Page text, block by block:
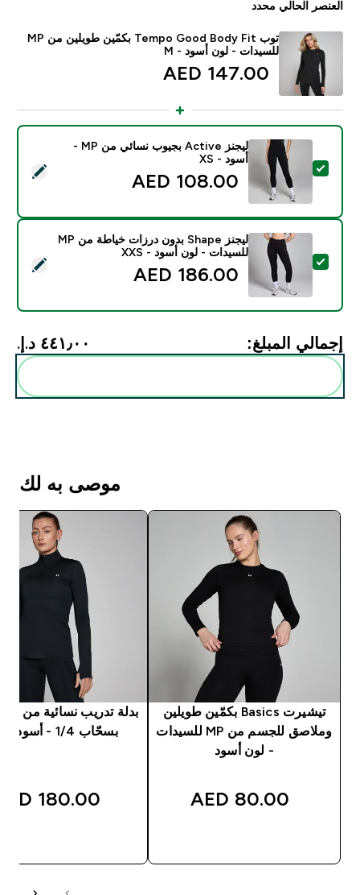
العنصر الحالي محدد
توب Tempo Good Body Fit بكمّين طويلين من MP
للسيدات - لون أسود - M
147.00 AED‎
تحديد هذا المنتج - ليجنز Active بجيوب نسائي من MP - أسود - XS
ليجنز Active بجيوب نسائي من MP -
أسود - XS
108.00 AED‎
تحديد هذا المنتج - ليجنز Shape بدون درزات خياطة من MP للسيدات - لون أسود - XXS
ليجنز Shape بدون درزات خياطة من MP
للسيدات - لون أسود - XXS
186.00 AED‎
إجمالي المبلغ: ٤٤١٫٠٠ د.إ.‏‎
موصى به لك
تيشيرت Basics بكمّين طويلين
وملاصق للجسم من MP للسيدات
- لون أسود
80.00 AED‎
بسحّاب 1/4 - أسود اللون
180.00 AED‎